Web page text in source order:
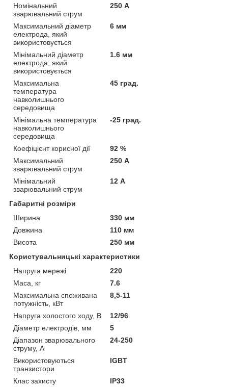
Номінальний
зварювальний струм
250 А
Максимальний діаметр
електрода, який
використовується
6 мм
Мінімальний діаметр
електрода, який
використовується
1.6 мм
Максимальна
температура
навколишнього
середовища
45 град.
Мінімальна температура
навколишнього
середовища
-25 град.
Коефіцієнт корисної дії
92 %
Максимальний
зварювальний струм
250 А
Мінімальний
зварювальний струм
12 А
Габаритні розміри
Ширина
330 мм
Довжина
110 мм
Висота
250 мм
Користувальницькі характеристики
Напруга мережі
220
Маса, кг
7.6
Максимальна споживана
потужність, кВт
8,5-11
Напруга холостого ходу, В
12/96
Діаметр електродів, мм
5
Діапазон зварювального
струму, А
24-250
Використовуються
транзистори
IGBT
Клас захисту IP33